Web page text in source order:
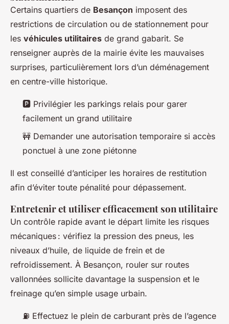
Certains quartiers de Besançon imposent des
restrictions de circulation ou de stationnement pour
les véhicules utilitaires de grand gabarit. Se
renseigner auprès de la mairie évite les mauvaises
surprises, particulièrement lors d’un déménagement
en centre-ville historique.
🅿️ Privilégier les parkings relais pour garer
facilement un grand utilitaire
🚧 Demander une autorisation temporaire si accès
ponctuel à une zone piétonne
Il est conseillé d’anticiper les horaires de restitution
afin d’éviter toute pénalité pour dépassement.
Entretenir et utiliser efficacement son utilitaire
Un contrôle rapide avant le départ limite les risques
mécaniques : vérifiez la pression des pneus, les
niveaux d’huile, de liquide de frein et de
refroidissement. À Besançon, rouler sur routes
vallonnées sollicite davantage la suspension et le
freinage qu’en simple usage urbain.
⛽ Effectuez le plein de carburant près de l’agence